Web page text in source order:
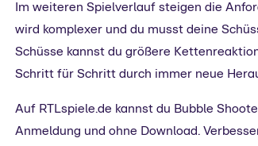
Im weiteren Spielverlauf steigen die
wird komplexer und du musst deine
Schüsse kannst du größere
Schritt für Schritt durch immer neue
Auf RTLspiele.de kannst du Bubble
Anmeldung und ohne Download.